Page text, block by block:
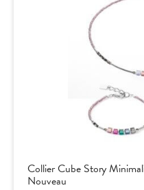
Collier Cube Story
Nouveau